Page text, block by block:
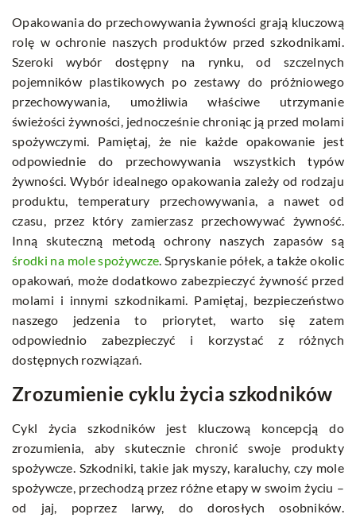
Opakowania do przechowywania żywności grają kluczową
rolę w ochronie naszych produktów przed szkodnikami.
Szeroki wybór dostępny na rynku, od szczelnych
pojemników plastikowych po zestawy do próżniowego
przechowywania, umożliwia właściwe utrzymanie
świeżości żywności, jednocześnie chroniąc ją przed molami
spożywczymi. Pamiętaj, że nie każde opakowanie jest
odpowiednie do przechowywania wszystkich typów
żywności. Wybór idealnego opakowania zależy od rodzaju
produktu, temperatury przechowywania, a nawet od
czasu, przez który zamierzasz przechowywać żywność.
Inną skuteczną metodą ochrony naszych zapasów są
środki na mole spożywcze . Spryskanie półek, a także okolic
opakowań, może dodatkowo zabezpieczyć żywność przed
molami i innymi szkodnikami. Pamiętaj, bezpieczeństwo
naszego jedzenia to priorytet, warto się zatem
odpowiednio zabezpieczyć i korzystać z różnych
dostępnych rozwiązań.
Zrozumienie cyklu życia szkodników
Cykl życia szkodników jest kluczową koncepcją do
zrozumienia, aby skutecznie chronić swoje produkty
spożywcze. Szkodniki, takie jak myszy, karaluchy, czy mole
spożywcze, przechodzą przez różne etapy w swoim życiu –
od jaj, poprzez larwy, do dorosłych osobników.